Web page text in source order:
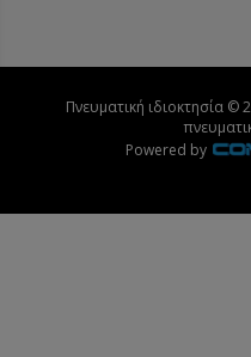
Πνευματική ιδιοκτησία ©
Powered by